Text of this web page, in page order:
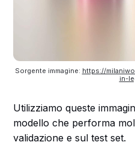
Sorgente immagine: https://
in-
Utilizziamo queste
modello che performa
validazione e sul test set.